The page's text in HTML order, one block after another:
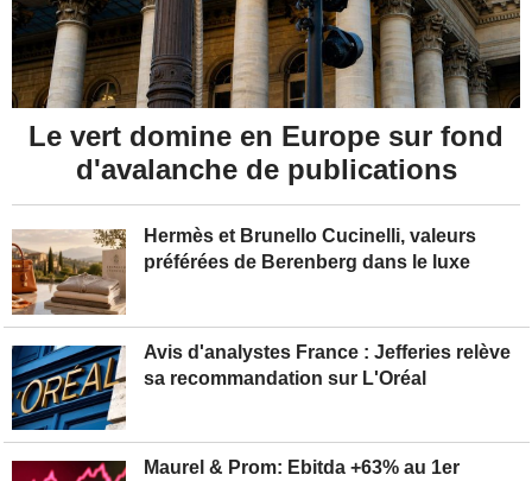
Hermès et Brunello Cucinelli, valeurs
préférées de Berenberg dans le luxe
Avis d'analystes France : Jefferies relève
sa recommandation sur L'Oréal
Le vert domine en Europe sur fond
d'avalanche de publications
Maurel & Prom: Ebitda +63% au 1er